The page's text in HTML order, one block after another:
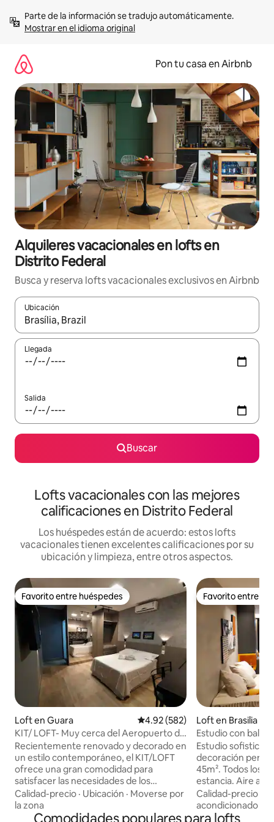
contenidoMostrar en el idioma original
Pon tu casa en Airbnb
Alquileres vacacionales en lofts en
Distrito Federal
Busca y reserva lofts vacacionales exclusivos en Airbnb
Ubicación
Cuando los resultados estén disponibles, navega con las
Llegada
Salida
Buscar
Lofts vacacionales con las mejores
calificaciones en Distrito Federal
Los huéspedes están de acuerdo: estos lofts
vacacionales tienen excelentes calificaciones por su
ubicación y limpieza, entre otros aspectos.
Favorito entre huéspedes
Favorito entre huéspedes
Loft en Guara Calificación promedio: 4.92 de
4.92 (582)
KIT/ LOFT- Muy cerca del Aeropuerto de
Brasilia
Recientemente renovado y decorado en
un estilo contemporáneo, el KIT/LOFT
ofrece una gran comodidad para
satisfacer las necesidades de los
huéspedes. Cocina equipada con los
siguientes artículos: estufa eléctrica de 2
quemadores, minibar, microondas, filtro
Calidad-precio · Ubicación · Moverse por
la zona
Favorito entre
Favorito entre
Loft en Brasilia
Estudio con
Estudio
decoración
45m². Todos los
estancia. Aire
TV, Wi-Fi,
secadora,
Recepción 24
Calidad-precio
acondicionado